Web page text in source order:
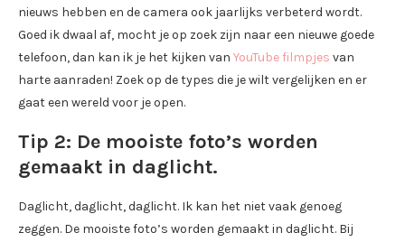
nieuws hebben en de camera ook jaarlijks verbeterd wordt.
Goed ik dwaal af, mocht je op zoek zijn naar een nieuwe goede
telefoon, dan kan ik je het kijken van YouTube filmpjes van
harte aanraden! Zoek op de types die je wilt vergelijken en er
gaat een wereld voor je open.
Tip 2: De mooiste foto’s worden
gemaakt in daglicht.
Daglicht, daglicht, daglicht. Ik kan het niet vaak genoeg
zeggen. De mooiste foto’s worden gemaakt in daglicht. Bij